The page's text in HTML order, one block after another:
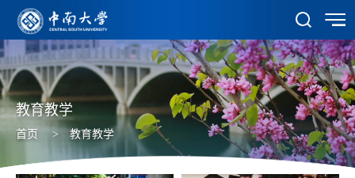
教育教学
首页 > 教育教学